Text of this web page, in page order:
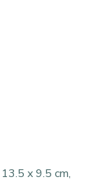
x 9.5 cm,